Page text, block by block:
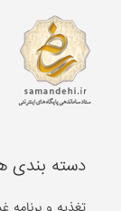
دسته بندی
تغذیه و برنامه